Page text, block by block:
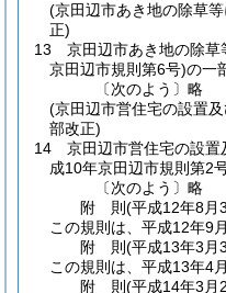
(京田辺市あき地の除草
正)
13
京田辺市あき地の除草
京田辺市規則第6号)の一
〔次のよう〕略
(京田辺市営住宅の設置
部改正)
14
京田辺市営住宅の設置
成10年京田辺市規則第2
〔次のよう〕略
附 則(平成12年8月
この規則は、平成12年9
附 則(平成13年3月
この規則は、平成13年4
附 則(平成14年3月